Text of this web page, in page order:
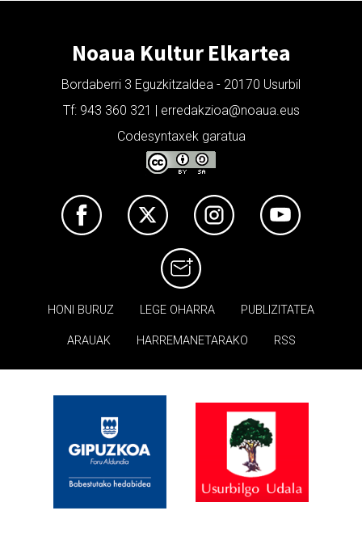
Noaua Kultur Elkartea
Bordaberri 3 Eguzkitzaldea - 20170 Usurbil
Tf: 943 360 321 | erredakzioa@noaua.eus
Codesyntaxek garatua
HONI BURUZ LEGE OHARRA PUBLIZITATEA
ARAUAK HARREMANETARAKO RSS